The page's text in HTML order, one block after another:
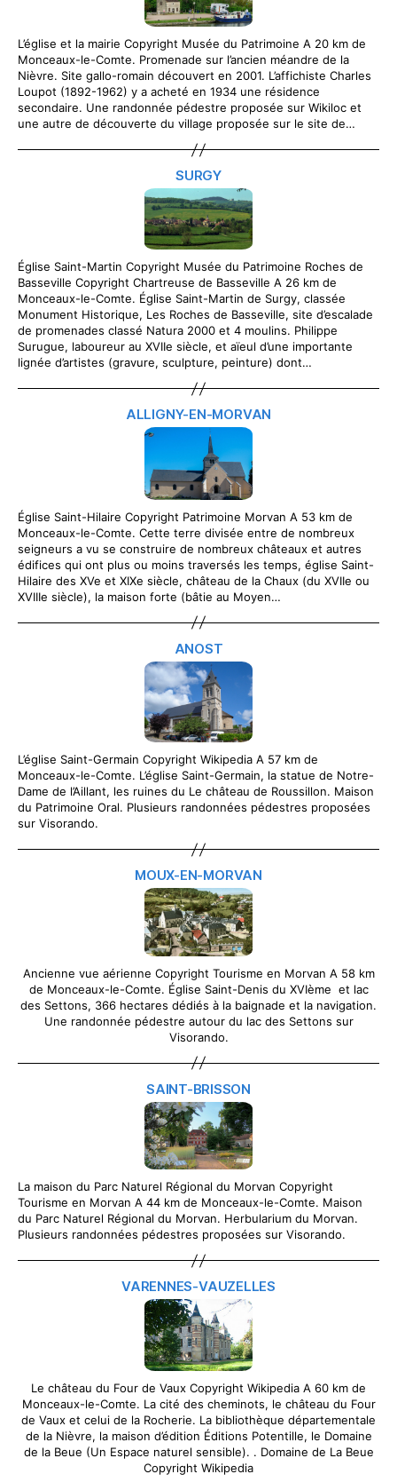
L’église et la mairie Copyright Musée du Patrimoine A 20 km de
Monceaux-le-Comte. Promenade sur l’ancien méandre de la
Nièvre. Site gallo-romain découvert en 2001. L’affichiste Charles
Loupot (1892-1962) y a acheté en 1934 une résidence
secondaire. Une randonnée pédestre proposée sur Wikiloc et
une autre de découverte du village proposée sur le site de…
SURGY
Église Saint-Martin Copyright Musée du Patrimoine Roches de
Basseville Copyright Chartreuse de Basseville A 26 km de
Monceaux-le-Comte. Église Saint-Martin de Surgy, classée
Monument Historique, Les Roches de Basseville, site d’escalade
de promenades classé Natura 2000 et 4 moulins. Philippe
Surugue, laboureur au XVIIe siècle, et aïeul d’une importante
lignée d’artistes (gravure, sculpture, peinture) dont…
ALLIGNY-EN-MORVAN
Église Saint-Hilaire Copyright Patrimoine Morvan A 53 km de
Monceaux-le-Comte. Cette terre divisée entre de nombreux
seigneurs a vu se construire de nombreux châteaux et autres
édifices qui ont plus ou moins traversés les temps, église Saint-
Hilaire des XVe et XIXe siècle, château de la Chaux (du XVIIe ou
XVIIIe siècle), la maison forte (bâtie au Moyen…
ANOST
L’église Saint-Germain Copyright Wikipedia A 57 km de
Monceaux-le-Comte. L’église Saint-Germain, la statue de Notre-
Dame de l’Aillant, les ruines du Le château de Roussillon. Maison
du Patrimoine Oral. Plusieurs randonnées pédestres proposées
sur Visorando.
MOUX-EN-MORVAN
Ancienne vue aérienne Copyright Tourisme en Morvan A 58 km
de Monceaux-le-Comte. Église Saint-Denis du XVIème et lac
des Settons, 366 hectares dédiés à la baignade et la navigation.
Une randonnée pédestre autour du lac des Settons sur
Visorando.
SAINT-BRISSON
La maison du Parc Naturel Régional du Morvan Copyright
Tourisme en Morvan A 44 km de Monceaux-le-Comte. Maison
du Parc Naturel Régional du Morvan. Herbularium du Morvan.
Plusieurs randonnées pédestres proposées sur Visorando.
VARENNES-VAUZELLES
Le château du Four de Vaux Copyright Wikipedia A 60 km de
Monceaux-le-Comte. La cité des cheminots, le château du Four
de Vaux et celui de la Rocherie. La bibliothèque départementale
de la Nièvre, la maison d’édition Éditions Potentille, le Domaine
de la Beue (Un Espace naturel sensible). . Domaine de La Beue
Copyright Wikipedia